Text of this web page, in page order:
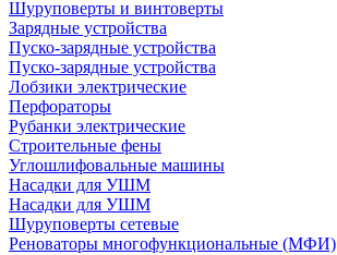
Шуруповерты и винтоверты
Зарядные устройства
Пуско-зарядные устройства
Пуско-зарядные устройства
Лобзики электрические
Перфораторы
Рубанки электрические
Строительные фены
Углошлифовальные машины
Насадки для УШМ
Насадки для УШМ
Шуруповерты сетевые
Реноваторы многофункциональные (МФИ)